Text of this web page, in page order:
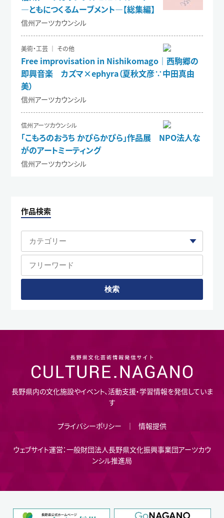
―ともにつくるムーブメント―【総集編】
信州アーツカウンシル
美術・工芸 ｜ その他
Free improvisation in Nishikomago｜西駒郷の
即興音楽 カズマ×ephyra（夏秋文彦∵中田真由
美）
信州アーツカウンシル
信州アーツカウンシル
「こもろのおうち かぴらかぴら」作品展 NPO法人な
がのアートミーティング
信州アーツカウンシル
作品検索
長野県内の文化施設やイベント、活動支援・学習情報を発信していま
す
プライバシーポリシー 情報提供
ウェブサイト運営：一般財団法人長野県文化振興事業団アーツカウ
ンシル推進局